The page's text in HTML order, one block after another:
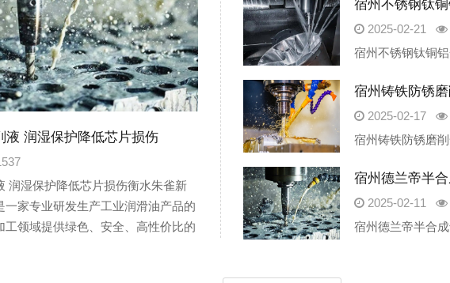
液 润湿保护降低芯片损伤
润湿保护降低芯片损伤衡水朱雀新
一家专业研发生产工业润滑油产品的
工领域提供绿色、安全、高性价比的
2025-02-21
2025-02-17
2025-02-11